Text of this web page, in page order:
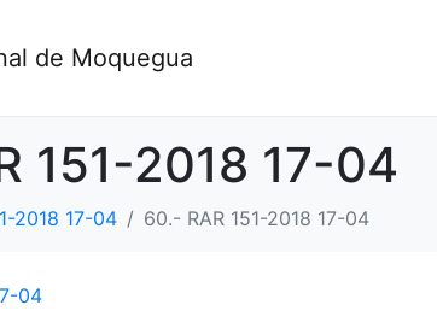
de Moquegua
151-2018 17-04
2018 17-04 60.- RAR 151-2018 17-04
04